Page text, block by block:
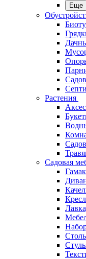
Еще
Растения
Садовая